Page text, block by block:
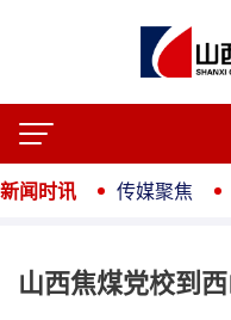
新闻时讯 传媒聚焦
山西焦煤党校到